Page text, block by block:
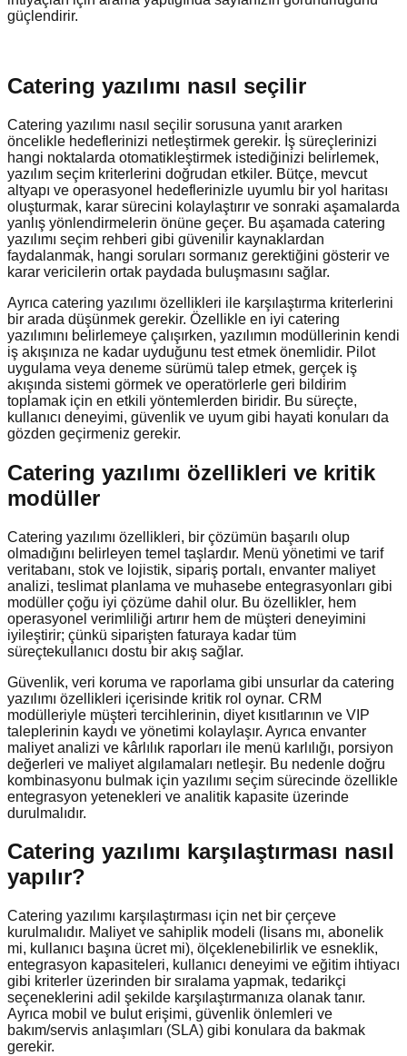
güçlendirir.
Catering yazılımı nasıl seçilir
Catering yazılımı nasıl seçilir sorusuna yanıt ararken
öncelikle hedeflerinizi netleştirmek gerekir. İş süreçlerinizi
hangi noktalarda otomatikleştirmek istediğinizi belirlemek,
yazılım seçim kriterlerini doğrudan etkiler. Bütçe, mevcut
altyapı ve operasyonel hedeflerinizle uyumlu bir yol haritası
oluşturmak, karar sürecini kolaylaştırır ve sonraki aşamalarda
yanlış yönlendirmelerin önüne geçer. Bu aşamada catering
yazılımı seçim rehberi gibi güvenilir kaynaklardan
faydalanmak, hangi soruları sormanız gerektiğini gösterir ve
karar vericilerin ortak paydada buluşmasını sağlar.
Ayrıca catering yazılımı özellikleri ile karşılaştırma kriterlerini
bir arada düşünmek gerekir. Özellikle en iyi catering
yazılımını belirlemeye çalışırken, yazılımın modüllerinin kendi
iş akışınıza ne kadar uyduğunu test etmek önemlidir. Pilot
uygulama veya deneme sürümü talep etmek, gerçek iş
akışında sistemi görmek ve operatörlerle geri bildirim
toplamak için en etkili yöntemlerden biridir. Bu süreçte,
kullanıcı deneyimi, güvenlik ve uyum gibi hayati konuları da
gözden geçirmeniz gerekir.
Catering yazılımı özellikleri ve kritik
modüller
Catering yazılımı özellikleri, bir çözümün başarılı olup
olmadığını belirleyen temel taşlardır. Menü yönetimi ve tarif
veritabanı, stok ve lojistik, sipariş portalı, envanter maliyet
analizi, teslimat planlama ve muhasebe entegrasyonları gibi
modüller çoğu iyi çözüme dahil olur. Bu özellikler, hem
operasyonel verimliliği artırır hem de müşteri deneyimini
iyileştirir; çünkü siparişten faturaya kadar tüm
süreçtekullanıcı dostu bir akış sağlar.
Güvenlik, veri koruma ve raporlama gibi unsurlar da catering
yazılımı özellikleri içerisinde kritik rol oynar. CRM
modülleriyle müşteri tercihlerinin, diyet kısıtlarının ve VIP
taleplerinin kaydı ve yönetimi kolaylaşır. Ayrıca envanter
maliyet analizi ve kârlılık raporları ile menü karlılığı, porsiyon
değerleri ve maliyet algılamaları netleşir. Bu nedenle doğru
kombinasyonu bulmak için yazılımı seçim sürecinde özellikle
entegrasyon yetenekleri ve analitik kapasite üzerinde
durulmalıdır.
Catering yazılımı karşılaştırması nasıl
yapılır?
Catering yazılımı karşılaştırması için net bir çerçeve
kurulmalıdır. Maliyet ve sahiplik modeli (lisans mı, abonelik
mi, kullanıcı başına ücret mi), ölçeklenebilirlik ve esneklik,
entegrasyon kapasiteleri, kullanıcı deneyimi ve eğitim ihtiyacı
gibi kriterler üzerinden bir sıralama yapmak, tedarikçi
seçeneklerini adil şekilde karşılaştırmanıza olanak tanır.
Ayrıca mobil ve bulut erişimi, güvenlik önlemleri ve
bakım/servis anlaşımları (SLA) gibi konulara da bakmak
gerekir.